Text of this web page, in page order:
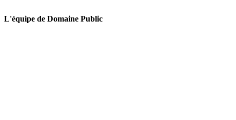
L'équipe de Domaine Public